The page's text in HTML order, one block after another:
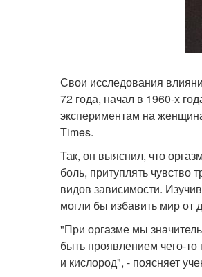
Свои исследования
72 года, начал в 1960-х
экспериментам на
Times.
Так, он выяснил, что
боль, притуплять чувство
видов зависимости.
могли бы избавить мир от
"При оргазме мы
быть проявлением чего-
и кислород", - поясняет